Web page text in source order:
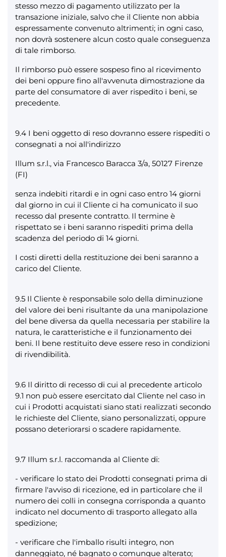
stesso mezzo di pagamento utilizzato per la
transazione iniziale, salvo che il Cliente non abbia
espressamente convenuto altrimenti; in ogni caso,
non dovrà sostenere alcun costo quale conseguenza
di tale rimborso.
Il rimborso può essere sospeso fino al ricevimento
dei beni oppure fino all'avvenuta dimostrazione da
parte del consumatore di aver rispedito i beni, se
precedente.
9.4 I beni oggetto di reso dovranno essere rispediti o
consegnati a noi all'indirizzo
Illum s.r.l., via Francesco Baracca 3/a, 50127 Firenze
(FI)
senza indebiti ritardi e in ogni caso entro 14 giorni
dal giorno in cui il Cliente ci ha comunicato il suo
recesso dal presente contratto. Il termine è
rispettato se i beni saranno rispediti prima della
scadenza del periodo di 14 giorni.
I costi diretti della restituzione dei beni saranno a
carico del Cliente.
9.5 Il Cliente è responsabile solo della diminuzione
del valore dei beni risultante da una manipolazione
del bene diversa da quella necessaria per stabilire la
natura, le caratteristiche e il funzionamento dei
beni. Il bene restituito deve essere reso in condizioni
di rivendibilità.
9.6 Il diritto di recesso di cui al precedente articolo
9.1 non può essere esercitato dal Cliente nel caso in
cui i Prodotti acquistati siano stati realizzati secondo
le richieste del Cliente, siano personalizzati, oppure
possano deteriorarsi o scadere rapidamente.
9.7 Illum s.r.l. raccomanda al Cliente di:
- verificare lo stato dei Prodotti consegnati prima di
firmare l'avviso di ricezione, ed in particolare che il
numero dei colli in consegna corrisponda a quanto
indicato nel documento di trasporto allegato alla
spedizione;
- verificare che l'imballo risulti integro, non
danneggiato, né bagnato o comunque alterato;